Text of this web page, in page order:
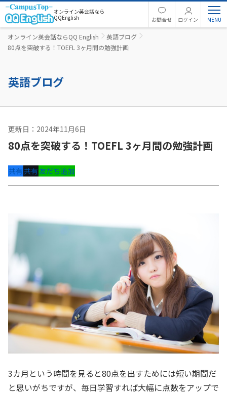
オンライン英会話なら
QQEnglish
お問合せ ログイン
オンライン英会話ならQQ English
英語ブログ
80点を突破する！TOEFL 3ヶ月間の勉強計画
英語ブログ
更新日：2024年11月6日
80点を突破する！TOEFL 3ヶ月間の勉強計画
共有共有友だち追加
3カ月という時間を見ると80点を出すためには短い期間だ
と思いがちですが、毎日学習すれば大幅に点数をアップで